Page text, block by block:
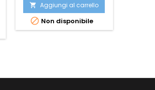
 Aggiungi al carrello
 Non disponibile